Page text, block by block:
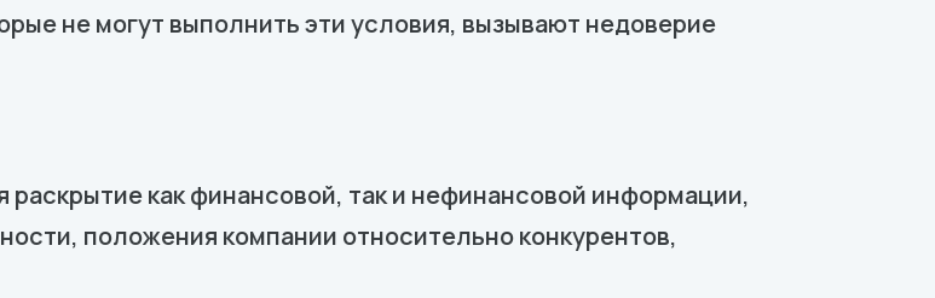
не могут выполнить эти условия, вызывают недоверие
как финансовой, так и нефинансовой информации,
положения компании относительно конкурентов,